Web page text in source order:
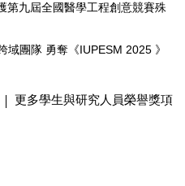
第九屆全國醫學工程創意競賽殊
域團隊 勇奪《IUPESM 2025 》
更多學生與研究人員榮譽獎項